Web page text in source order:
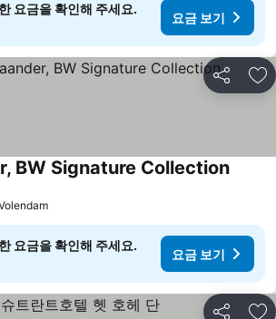
요금을 확인해 주세요.
요금 보기
공유 즐
BW Signature Collection
요금을 확인해 주세요.
요금 보기